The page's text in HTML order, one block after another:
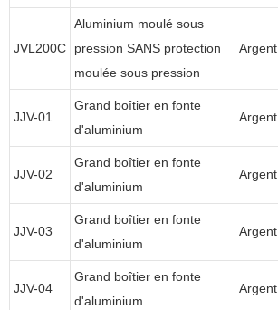
JVL200C
Aluminium moulé sous
pression SANS protection
moulée sous pression
Argent
JJV-01
Grand boîtier en fonte
d'aluminium
Argent
JJV-02
Grand boîtier en fonte
d'aluminium
Argent
JJV-03
Grand boîtier en fonte
d'aluminium
Argent
JJV-04
Grand boîtier en fonte
d'aluminium
Argent